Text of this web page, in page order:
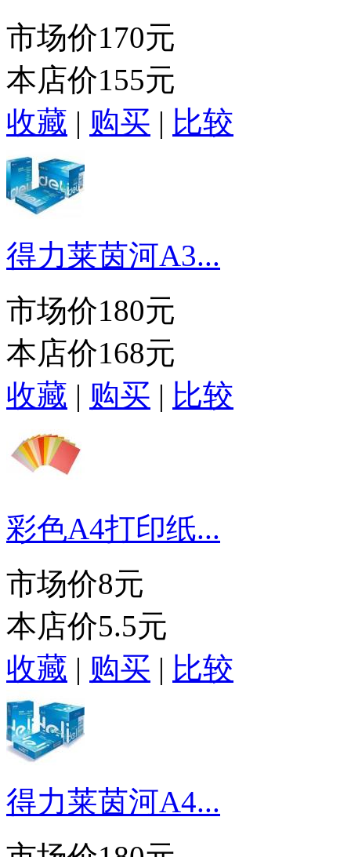
市场价170元
本店价155元
收藏 | 购买 | 比较
得力莱茵河A3...
市场价180元
本店价168元
收藏 | 购买 | 比较
彩色A4打印纸...
市场价8元
本店价5.5元
收藏 | 购买 | 比较
得力莱茵河A4...